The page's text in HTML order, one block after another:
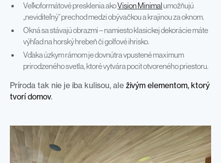
Veľkoformátové presklenia akoVision Minimal umožňujú
„neviditeľný“ prechod medzi obývačkou a krajinou za oknom.
Okná sa stávajú obrazmi – namiesto klasickej dekorácie máte
výhľad na horský hrebeň či golfové ihrisko.
Vďaka úzkym rámom je dovnútra vpustené maximum
prirodzeného svetla, ktoré vytvára pocit otvoreného priestoru.
Príroda tak nie je iba kulisou, ale živým elementom, ktorý
tvorí domov.